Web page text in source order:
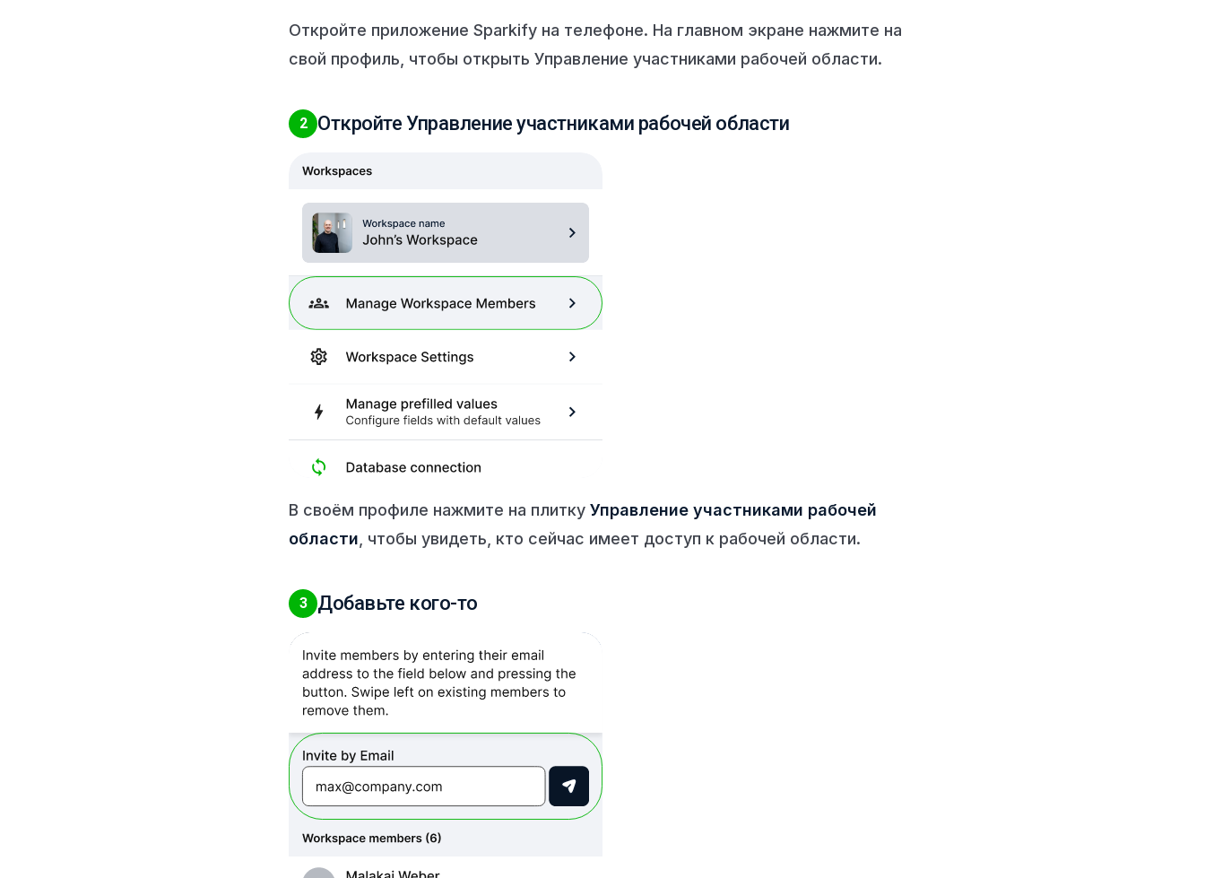
Откройте приложение Sparkify на телефоне. На главном экране нажмите на
свой профиль, чтобы открыть Управление участниками рабочей области.
2 Откройте Управление участниками рабочей области
В своём профиле нажмите на плитку Управление участниками рабочей
области , чтобы увидеть, кто сейчас имеет доступ к рабочей области.
3 Добавьте кого-то